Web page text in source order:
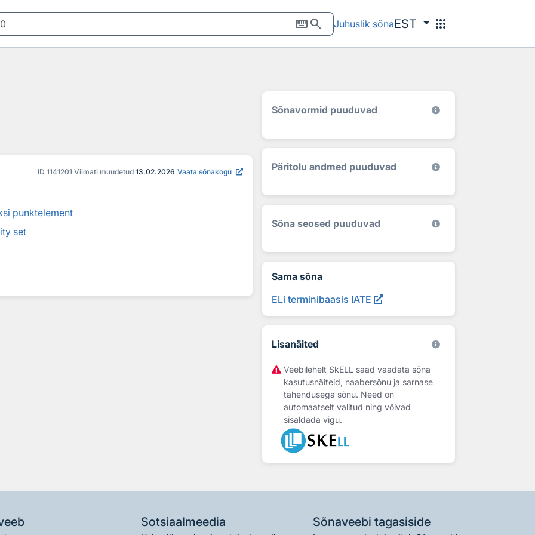
keyboardsearch Juhuslik sõnaEST apps
ID 1141201 Viimati muudetud 13.02.2026 Vaata sõnakogu
punktelement
set
Sõnavormid puuduvad
Päritolu andmed puuduvad
Sõna seosed puuduvad
Sama sõna
ELi terminibaasis IATE
Lisanäited
Veebilehelt SkELL saad vaadata sõna
kasutusnäiteid, naabersõnu ja sarnase
tähendusega sõnu. Need on
automaatselt valitud ning võivad
sisaldada vigu.
Sotsiaalmeedia Sõnaveebi tagasiside